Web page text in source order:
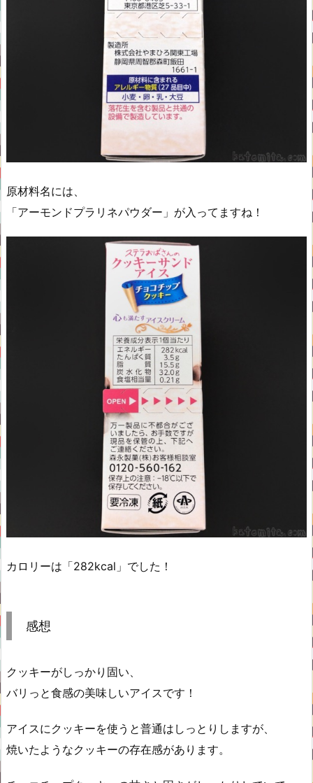
原材料名には、
「アーモンドプラリネパウダー」が入ってますね！
カロリーは「282kcal」でした！
感想
クッキーがしっかり固い、
バリっと食感の美味しいアイスです！
アイスにクッキーを使うと普通はしっとりしますが、
焼いたようなクッキーの存在感があります。